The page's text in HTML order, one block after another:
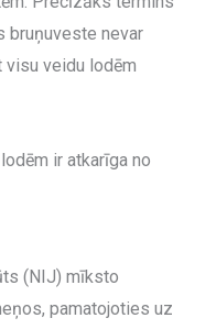
bruņuveste nevar
veidu lodēm
ir atkarīga no
(NIJ) mīksto
pamatojoties uz